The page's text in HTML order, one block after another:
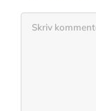
Comment